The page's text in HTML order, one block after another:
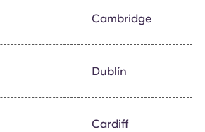
Cambridge
Dublín
Cardiff